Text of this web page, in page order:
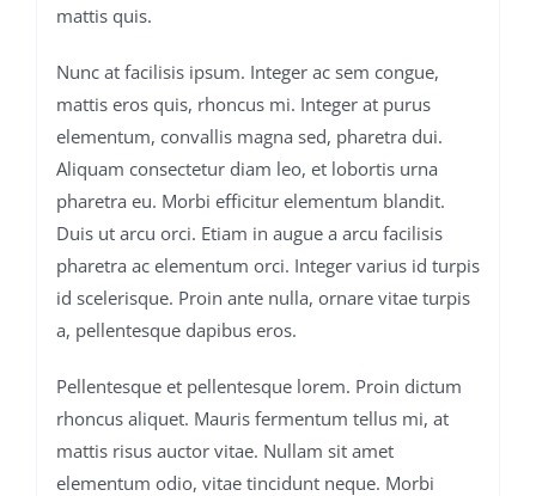
mattis quis.
Nunc at facilisis ipsum. Integer ac sem congue,
mattis eros quis, rhoncus mi. Integer at purus
elementum, convallis magna sed, pharetra dui.
Aliquam consectetur diam leo, et lobortis urna
pharetra eu. Morbi efficitur elementum blandit.
Duis ut arcu orci. Etiam in augue a arcu facilisis
pharetra ac elementum orci. Integer varius id turpis
id scelerisque. Proin ante nulla, ornare vitae turpis
a, pellentesque dapibus eros.
Pellentesque et pellentesque lorem. Proin dictum
rhoncus aliquet. Mauris fermentum tellus mi, at
mattis risus auctor vitae. Nullam sit amet
elementum odio, vitae tincidunt neque. Morbi